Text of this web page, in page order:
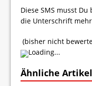
Diese SMS musst
die Unterschrift
(bisher nicht
Loading...
Ähnliche Artikel